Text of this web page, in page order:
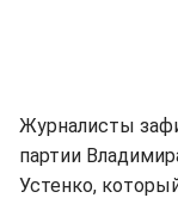
Журналисты
партии
Устенко,